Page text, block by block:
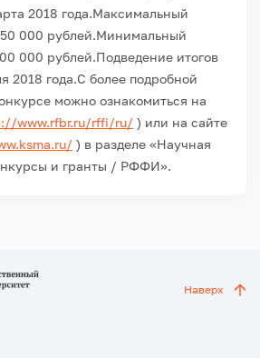
2018 года.Максимальный
000 рублей.Минимальный
000 рублей.Подведение итогов
2018 года.С более подробной
можно ознакомиться на
www.rfbr.ru/rffi/ru/ ) или на сайте
) в разделе «Научная
и гранты / РФФИ».
Наверх